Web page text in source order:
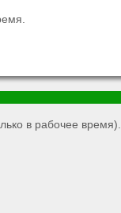
в рабочее время).